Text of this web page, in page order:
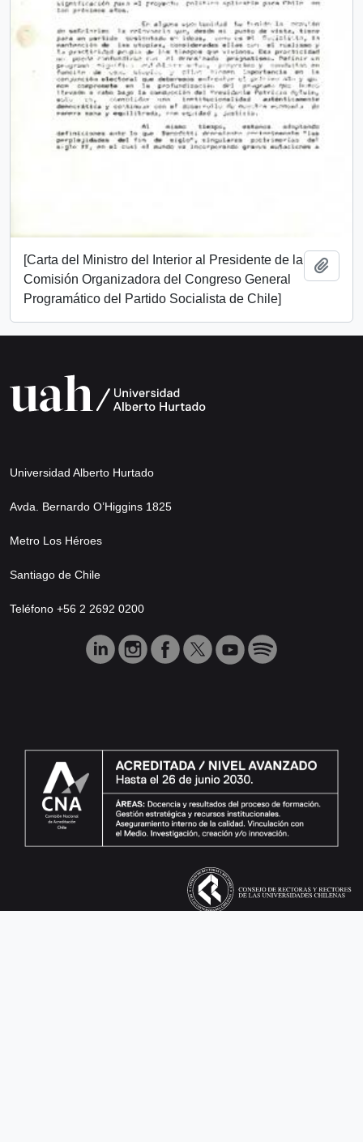
[Carta del Ministro del Interior al Presidente de la
Comisión Organizadora del Congreso General
Programático del Partido Socialista de Chile]
Universidad Alberto Hurtado
Avda. Bernardo O’Higgins 1825
Metro Los Héroes
Santiago de Chile
Teléfono +56 2 2692 0200